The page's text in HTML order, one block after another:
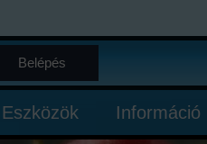
Belépés
Eszközök Információ